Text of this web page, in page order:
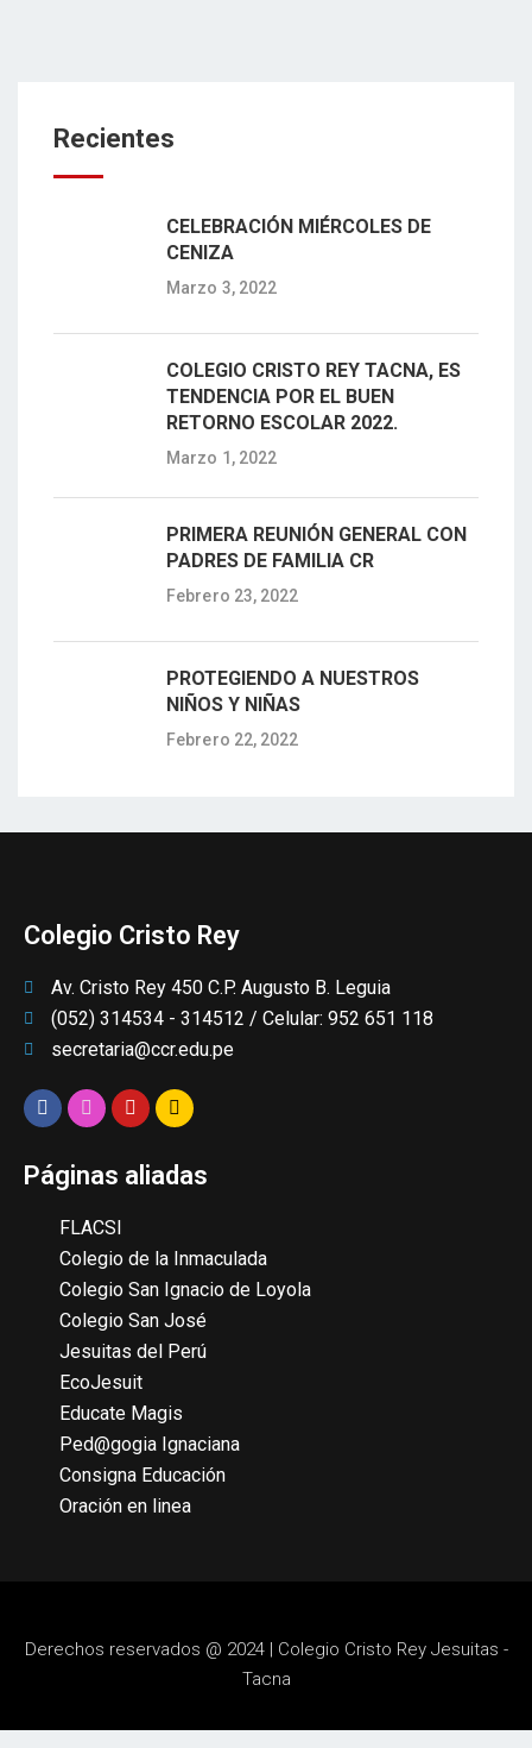
Recientes
CELEBRACIÓN MIÉRCOLES DE
CENIZA
Marzo 3, 2022
COLEGIO CRISTO REY TACNA, ES
TENDENCIA POR EL BUEN
RETORNO ESCOLAR 2022.
Marzo 1, 2022
PRIMERA REUNIÓN GENERAL CON
PADRES DE FAMILIA CR
Febrero 23, 2022
PROTEGIENDO A NUESTROS
NIÑOS Y NIÑAS
Febrero 22, 2022
Colegio Cristo Rey
Av. Cristo Rey 450 C.P. Augusto B. Leguia
(052) 314534 - 314512 / Celular: 952 651 118
secretaria@ccr.edu.pe
Páginas aliadas
FLACSI
Colegio de la Inmaculada
Colegio San Ignacio de Loyola
Colegio San José
Jesuitas del Perú
EcoJesuit
Educate Magis
Ped@gogia Ignaciana
Consigna Educación
Oración en linea
Derechos reservados @ 2024 | Colegio Cristo Rey Jesuitas -
Tacna